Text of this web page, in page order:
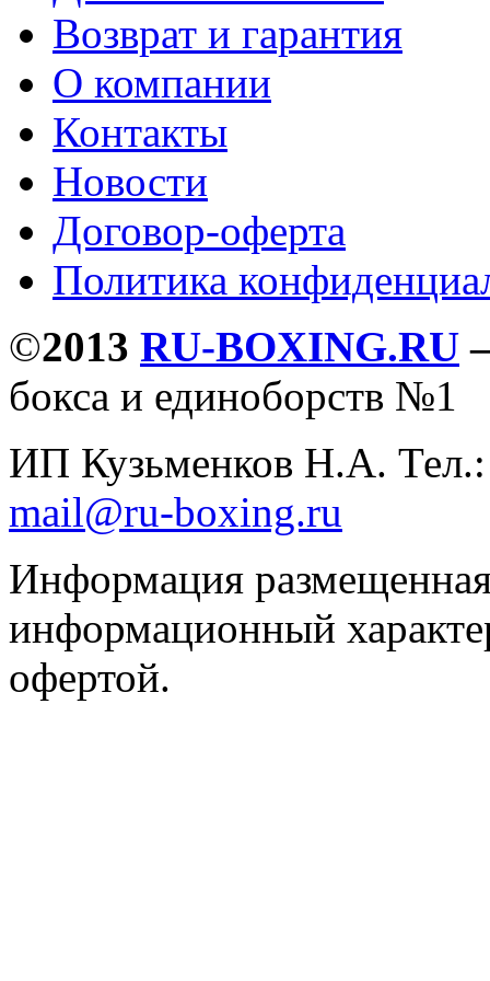
Возврат и гарантия
О компании
Контакты
Новости
Договор-оферта
Политика
©2013 RU-BOXING.RU
бокса и единоборств №1
ИП Кузьменков Н.А.
mail@ru-boxing.ru
Информация
информационный
офертой.